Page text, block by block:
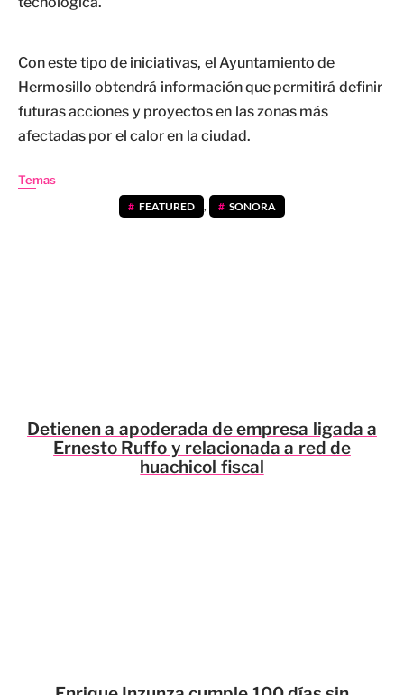
Con este tipo de iniciativas, el Ayuntamiento de
Hermosillo obtendrá información que permitirá definir
futuras acciones y proyectos en las zonas más
afectadas por el calor en la ciudad.
Temas
FEATURED , SONORA
Detienen a apoderada de empresa ligada a
Ernesto Ruffo y relacionada a red de
huachicol fiscal